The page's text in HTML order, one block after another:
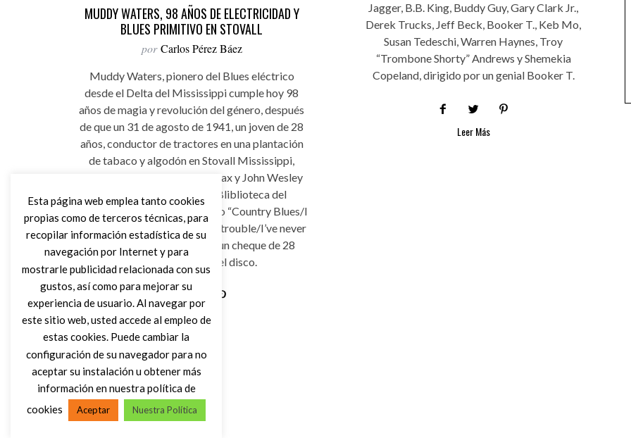
MUDDY WATERS, 98 AÑOS DE ELECTRICIDAD Y
BLUES PRIMITIVO EN STOVALL
por Carlos Pérez Báez
Muddy Waters, pionero del Blues eléctrico
desde el Delta del Mississippi cumple hoy 98
años de magia y revolución del género, después
de que un 31 de agosto de 1941, un joven de 28
años, conductor de tractores en una plantación
de tabaco y algodón en Stovall Mississippi,
recibiera la visita de Ann Lomax y John Wesley
Work III, enviados por la Bliblioteca del
Congreso, para grabar primero “Country Blues/I
Feel like going home”, y “I Be’s trouble/I’ve never
been Satisfied”, recibiendo un cheque de 28
dólares y la copia del disco.
Leer Más
Jagger, B.B. King, Buddy Guy, Gary Clark Jr.,
Derek Trucks, Jeff Beck, Booker T., Keb Mo,
Susan Tedeschi, Warren Haynes, Troy
“Trombone Shorty” Andrews y Shemekia
Copeland, dirigido por un genial Booker T.
Leer Más
(C) DIRTY ROCK MAGAZINE
Esta página web emplea tanto cookies
propias como de terceros técnicas, para
recopilar información estadística de su
navegación por Internet y para
mostrarle publicidad relacionada con sus
gustos, así como para mejorar su
experiencia de usuario. Al navegar por
este sitio web, usted accede al empleo de
estas cookies. Puede cambiar la
configuración de su navegador para no
aceptar su instalación u obtener más
información en nuestra política de
cookies
Aceptar Nuestra Política